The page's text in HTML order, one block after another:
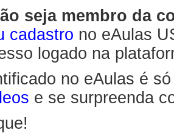
seja membro da
cadastro no eAulas
logado na
no eAulas é
e se surpreenda